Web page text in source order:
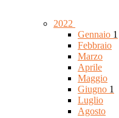
2022
Gennaio 1
Febbraio
Marzo
Aprile
Maggio
Giugno 1
Luglio
Agosto